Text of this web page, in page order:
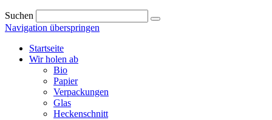
Suchen
Navigation überspringen
Startseite
Wir holen ab
Bio
Papier
Verpackungen
Glas
Heckenschnitt